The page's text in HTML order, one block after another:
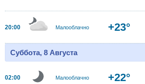
20:00 Малооблачно +23°
Суббота, 8 Августа
02:00 Малооблачно +22°